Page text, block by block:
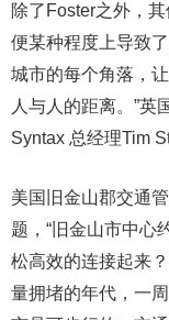
除了Foster之外，
便某种程度上导致
城市的每个角落，
人与人的距离。”
Syntax 总经理Tim
美国旧金山郡交通
题，“旧金山市中心
松高效的连接起来
量拥堵的年代，一